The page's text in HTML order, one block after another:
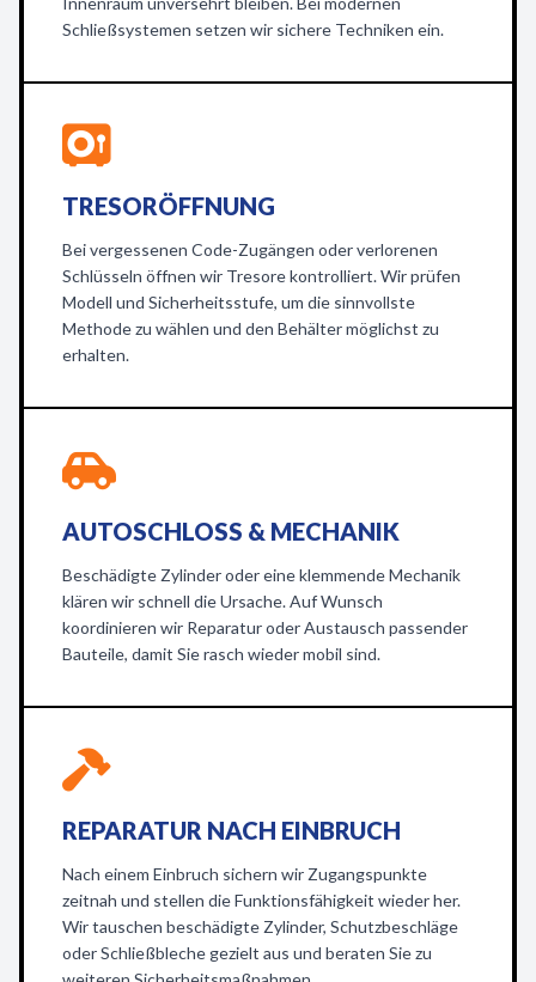
Schließsystemen setzen wir sichere Techniken ein.
TRESORÖFFNUNG
Bei vergessenen Code-Zugängen oder verlorenen
Schlüsseln öffnen wir Tresore kontrolliert. Wir prüfen
Modell und Sicherheitsstufe, um die sinnvollste
Methode zu wählen und den Behälter möglichst zu
erhalten.
AUTOSCHLOSS & MECHANIK
Beschädigte Zylinder oder eine klemmende Mechanik
klären wir schnell die Ursache. Auf Wunsch
koordinieren wir Reparatur oder Austausch passender
Bauteile, damit Sie rasch wieder mobil sind.
REPARATUR NACH EINBRUCH
Nach einem Einbruch sichern wir Zugangspunkte
zeitnah und stellen die Funktionsfähigkeit wieder her.
Wir tauschen beschädigte Zylinder, Schutzbeschläge
oder Schließbleche gezielt aus und beraten Sie zu